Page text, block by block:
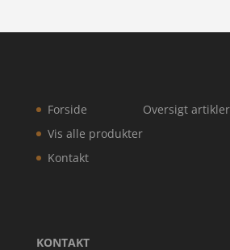
Forside
Vis alle produkter
Kontakt
Oversigt artikler
KONTAKT